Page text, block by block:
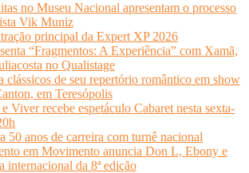
no Museu Nacional apresentam o processo
Vik Muniz
principal da Expert XP 2026
“Fragmentos: A Experiência” com Xamã,
no Qualistage
clássicos de seu repertório romântico em show
em Teresópolis
Viver recebe espetáculo Cabaret nesta sexta-
50 anos de carreira com turnê nacional
em Movimento anuncia Don L, Ebony e
internacional da 8ª edição